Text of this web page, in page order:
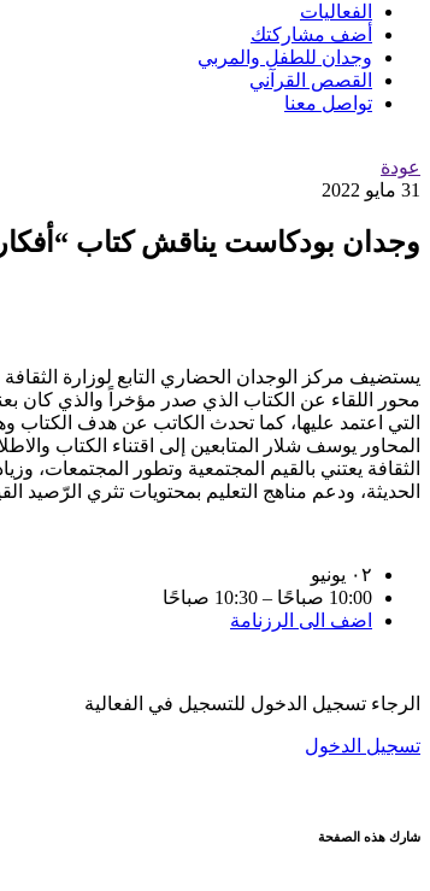
الفعاليات
أضف مشاركتك
وجدان للطفل والمربي
القصص القرآني
تواصل معنا
عودة
31 مايو 2022
وجدان بودكاست يناقش كتاب
محور اللقاء عن الكتاب الذي صدر مؤخراً والذي كان
التي اعتمد عليها، كما تحدث الكاتب عن هدف الكتاب
المحاور يوسف شلار المتابعين إلى اقتناء الكتاب
الثقافة يعتني بالقيم المجتمعية وتطور المجتمعات،
الحديثة، ودعم مناهج التعليم بمحتويات تثري الرّصيد
٠٢ يونيو
10:00 صباحًا – 10:30 صباحًا
اضف الى الرزنامة
الرجاء تسجيل الدخول للتسجيل في الفعالية
تسجيل الدخول
شارك هذه الصفحة